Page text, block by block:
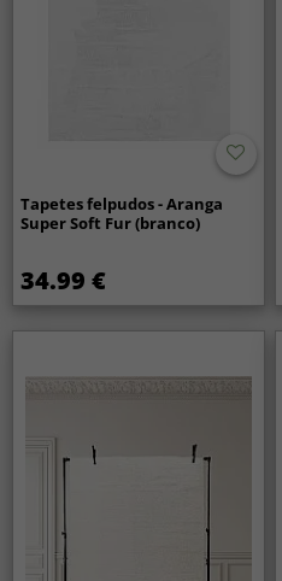
Tapetes felpudos - Aranga
Super Soft Fur (branco)
34.99 €